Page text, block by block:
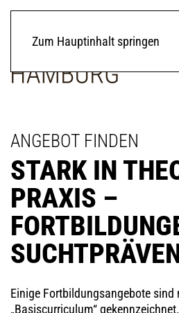
Zum Hauptinhalt springen
ANGEBOT FINDEN
STARK IN
PRAXIS –
Einige Fortbildungsangebote sind
„Basiscurriculum“